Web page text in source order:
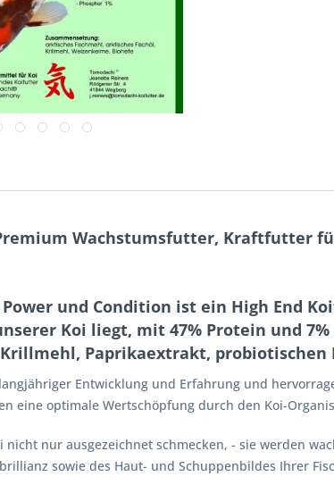
Wachstumsfutter, Kraftfutter
und Condition ist ein High End
Koi liegt, mit 47% Protein und
Paprikaextrakt,
Entwicklung und Erfahrung und
eine optimale Wertschöpfung durch den Koi-
nur ausgezeichnet schmecken, - sie werden
sowie des Haut- und Schuppenbildes Ihrer